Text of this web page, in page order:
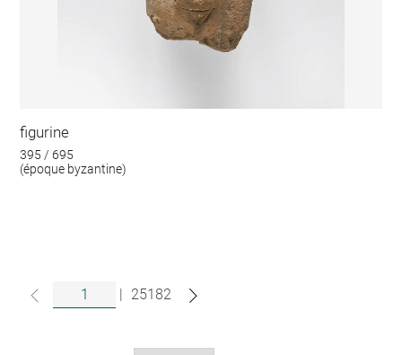
figurine
395 / 695
(époque byzantine)
| 25182